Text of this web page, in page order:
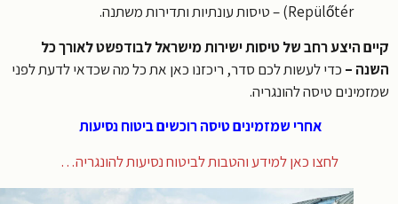
Repülőtér) – טיסות עונתיות ותדירות משתנה.
היצע רחב של טיסות ישירות מישראל לבודפשט לאורך כל
–כדי לעשות לכם סדר, ריכזנו כאן את כל מה שכדאי לדעת לפני
טיסה להונגריה.
אחרי שמזמינים טיסה רוכשים ביטוח נסיעות
לחצו כאן למידע והטבות לביטוח נסיעות להונגריה…